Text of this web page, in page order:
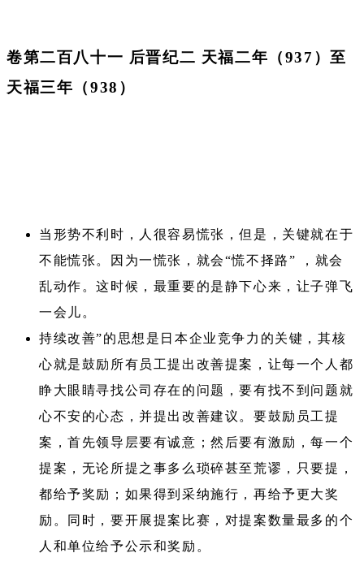
卷第二百八十一 后晋纪二 天福二年（937）至
天福三年（938）
当形势不利时，人很容易慌张，但是，关键就在于
不能慌张。因为一慌张，就会“慌不择路” ，就会
乱动作。这时候，最重要的是静下心来，让子弹飞
一会儿。
持续改善”的思想是日本企业竞争力的关键，其核
心就是鼓励所有员工提出改善提案，让每一个人都
睁大眼睛寻找公司存在的问题，要有找不到问题就
心不安的心态，并提出改善建议。要鼓励员工提
案，首先领导层要有诚意；然后要有激励，每一个
提案，无论所提之事多么琐碎甚至荒谬，只要提，
都给予奖励；如果得到采纳施行，再给予更大奖
励。同时，要开展提案比赛，对提案数量最多的个
人和单位给予公示和奖励。